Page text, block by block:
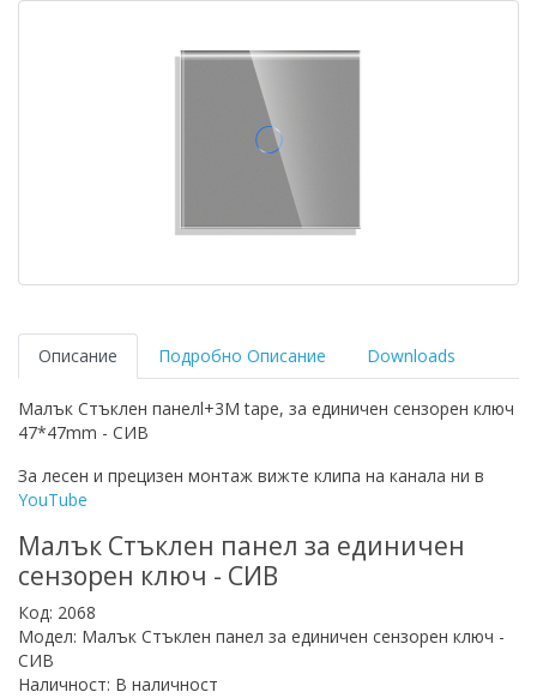
Описание Подробно Описание Downloads
Малък Стъклен панелl+3M tape, за единичен сензорен ключ
47*47mm - СИВ
За лесен и прецизен монтаж вижте клипа на канала ни в
YouTube
Малък Стъклен панел за единичен
сензорен ключ - СИВ
Код: 2068
Модел: Малък Стъклен панел за единичен сензорен ключ -
СИВ
Наличност: В наличност